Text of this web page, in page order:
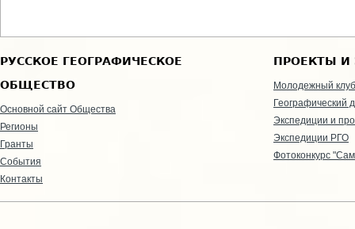
РУССКОЕ ГЕОГРАФИЧЕСКОЕ
ОБЩЕСТВО
Основной сайт Общества
Регионы
Гранты
События
Контакты
ПРОЕКТЫ И
Молодежный клуб
Географический
Экспедиции и
Экспедиции РГО
Фотоконкурс